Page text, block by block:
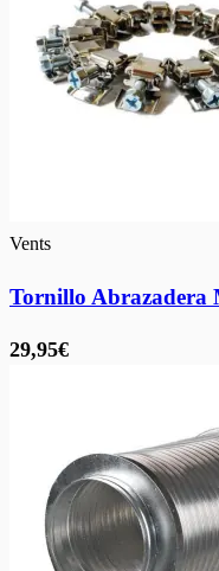
Vents
Tornillo Abrazadera
29,95€